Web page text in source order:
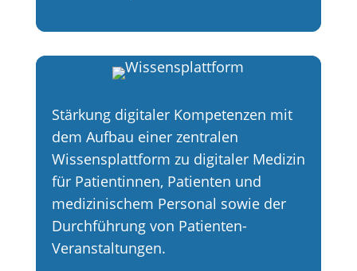
Stärkung digitaler Kompetenzen mit
dem Aufbau einer zentralen
Wissensplattform zu digitaler Medizin
für Patientinnen, Patienten und
medizinischem Personal sowie der
Durchführung von Patienten-
Veranstaltungen.